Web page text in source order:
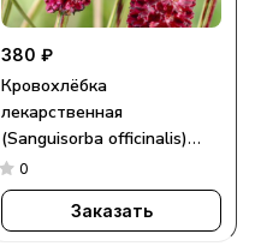
380 ₽
Кровохлёбка
лекарственная
(Sanguisorba officinalis)
«Tanna»
0
Заказать